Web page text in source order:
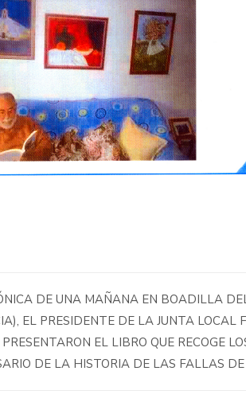
DE UNA MAÑANA EN BOADILLA
EL PRESIDENTE DE LA JUNTA LOCAL
EL LIBRO QUE RECOGE
DE LA HISTORIA DE LAS FALLAS